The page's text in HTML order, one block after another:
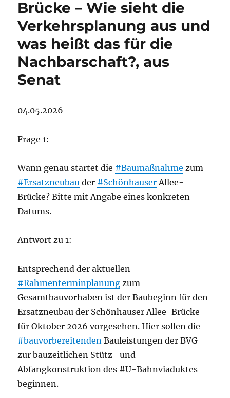
Brücke – Wie sieht die
Verkehrsplanung aus und
was heißt das für die
Nachbarschaft?, aus
Senat
04.05.2026
Frage 1:
Wann genau startet die #Baumaßnahme zum
#Ersatzneubau der #SchönhauserAllee-
Brücke? Bitte mit Angabe eines konkreten
Datums.
Antwort zu 1:
Entsprechend der aktuellen
#Rahmenterminplanung zum
Gesamtbauvorhaben ist der Baubeginn für den
Ersatzneubau der Schönhauser Allee-Brücke
für Oktober 2026 vorgesehen. Hier sollen die
#bauvorbereitenden Bauleistungen der BVG
zur bauzeitlichen Stütz- und
Abfangkonstruktion des #U-Bahnviaduktes
beginnen.